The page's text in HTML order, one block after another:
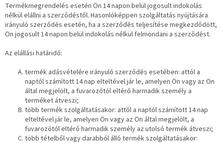
Termékmegrendelés esetén Ön 14 napon belül jogosult indokolás
nélkül elállni a szerződéstől. Hasonlóképpen szolgáltatás nyújtására
irányuló szerződés esetén, ha a szerződés teljesítése megkezdődött,
Ön jogosult 14 napon belül indokolás nélkül felmondani a szerződést.
Az elállási határidő:
termék adásvételére irányuló szerződés esetében: attól a
naptól számított 14 nap elteltével jár le, amelyen Ön vagy az Ön
által megjelölt, a fuvarozótól eltérő harmadik személy a
terméket átveszi;
több termék szolgáltatásakor: attól a naptól számított 14 nap
elteltével jár le, amelyen Ön vagy az Ön által megjelölt, a
fuvarozótól eltérő harmadik személy az utolsó termék átveszi;
több tételből vagy darabból álló termék szolgáltatásakor: